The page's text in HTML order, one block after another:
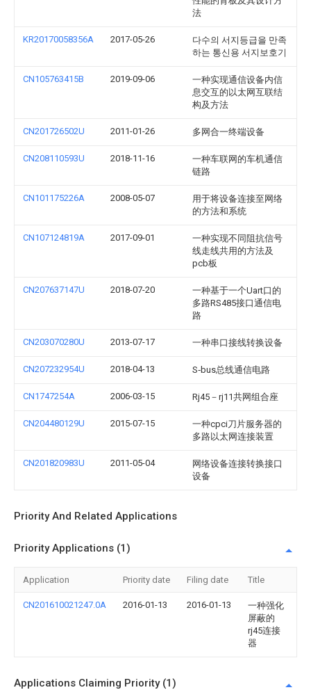
法
KR20170058356A 2017-05-26
다수의 서지등급을 만족
하는 통신용 서지보호기
CN105763415B 2019-09-06
一种实现通信设备内信
息交互的以太网互联结
构及方法
CN201726502U 2011-01-26 多网合一终端设备
CN208110593U 2018-11-16
一种车联网的车机通信
链路
CN101175226A 2008-05-07
用于将设备连接至网络
的方法和系统
CN107124819A 2017-09-01
一种实现不同阻抗信号
线走线共用的方法及
pcb板
CN207637147U 2018-07-20
一种基于一个Uart口的
多路RS485接口通信电
路
CN203070280U 2013-07-17 一种串口接线转换设备
CN207232954U 2018-04-13 S‑bus总线通信电路
CN1747254A 2006-03-15 Rj45－rj11共网组合座
CN204480129U 2015-07-15
一种cpci刀片服务器的
多路以太网连接装置
CN201820983U 2011-05-04
网络设备连接转换接口
设备
Priority And Related Applications
Priority Applications (1)
Application Priority date Filing date Title
CN201610021247.0A 2016-01-13 2016-01-13
一种强化
屏蔽的
rj45连接
器
Applications Claiming Priority (1)